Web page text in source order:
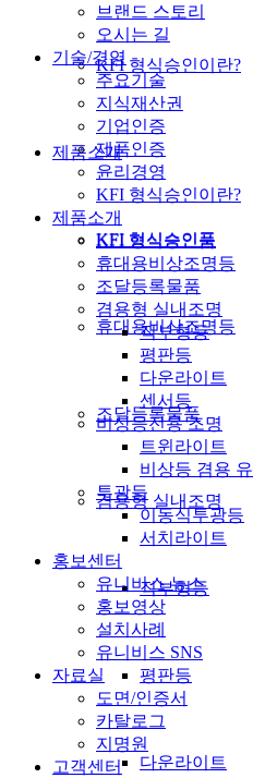
KFI 형식승인이란?
제품소개
KFI 형식승인품
휴대용비상조명등
조달등록물품
겸용형 실내조명
직부형등
평판등
다운라이트
브랜드 스토리
오시는 길
기술/경영
주요기술
지식재산권
기업인증
제품인증
윤리경영
KFI 형식승인이란?
제품소개
KFI 형식승인품
휴대용비상조명등
조달등록물품
겸용형 실내조명
직부형등
평판등
다운라이트
센서등
비상등전용 조명
트윈라이트
비상등 겸용
투광등
이동식투광등
서치라이트
홍보센터
유니비스 뉴스
홍보영상
설치사례
유니비스 SNS
자료실
도면/인증서
카탈로그
지명원
고객센터